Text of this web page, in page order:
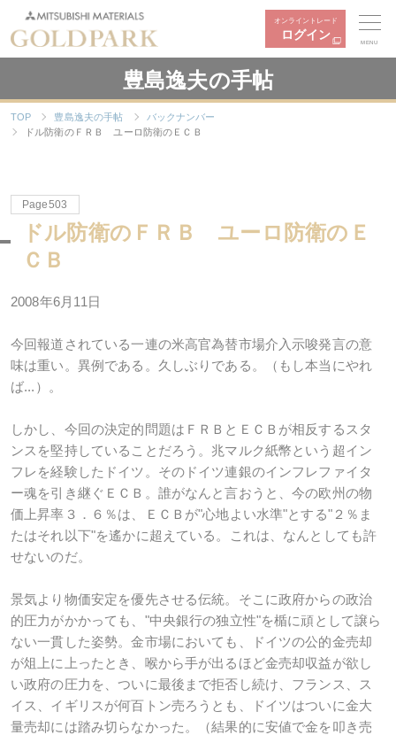
オンライントレード
ログイン
MENU
豊島逸夫の手帖
TOP 豊島逸夫の手帖
バックナンバー
ドル防衛のＦＲＢ ユーロ防衛のＥＣＢ
Page503
ドル防衛のＦＲＢ ユーロ防衛のＥ
ＣＢ
2008年6月11日
今回報道されている一連の米高官為替市場介入示唆発言の意
味は重い。異例である。久しぶりである。（もし本当にやれ
ば...）。
しかし、今回の決定的問題はＦＲＢとＥＣＢが相反するスタ
ンスを堅持していることだろう。兆マルク紙幣という超イン
フレを経験したドイツ。そのドイツ連銀のインフレファイタ
ー魂を引き継ぐＥＣＢ。誰がなんと言おうと、今の欧州の物
価上昇率３．６％は、ＥＣＢが"心地よい水準"とする"２％ま
たはそれ以下"を遙かに超えている。これは、なんとしても許
せないのだ。
景気より物価安定を優先させる伝統。そこに政府からの政治
的圧力がかかっても、"中央銀行の独立性"を楯に頑として譲ら
ない一貫した姿勢。金市場においても、ドイツの公的金売却
が俎上に上ったとき、喉から手が出るほど金売却収益が欲し
い政府の圧力を、ついに最後まで拒否し続け、フランス、ス
イス、イギリスが何百トン売ろうとも、ドイツはついに金大
量売却には踏み切らなかった。（結果的に安値で金を叩き売